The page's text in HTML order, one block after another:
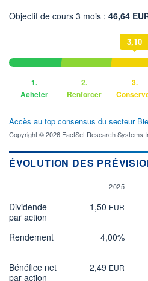
Objectif de cours 3 mois : 46,64
1.
Acheter
2.
Renforcer
3,10
3.
Accès au top consensus du secteur
Copyright © 2026 FactSet Research Systems
ÉVOLUTION DES
2025
Dividende
par action
1,50 EUR
Rendement 4,00%
Bénéfice net
par action
2,49 EUR